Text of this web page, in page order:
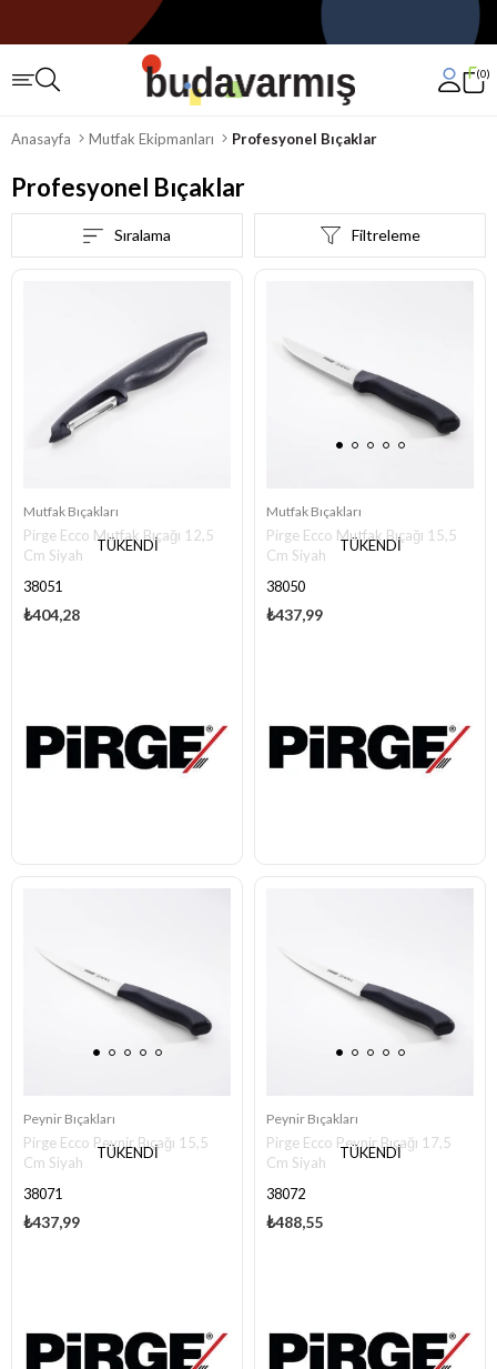
0
Anasayfa Mutfak Ekipmanları Profesyonel Bıçaklar
Profesyonel Bıçaklar
Filtreleme
Sıralama
TÜKENDI
Mutfak Bıçakları
Pirge Ecco Mutfak Bıçağı 12,5
Cm Siyah
38051
₺404,28
TÜKENDI
Mutfak Bıçakları
Pirge Ecco Mutfak Bıçağı 15,5
Cm Siyah
38050
₺437,99
TÜKENDI
Peynir Bıçakları
Pirge Ecco Peynir Bıçağı 15,5
Cm Siyah
38071
₺437,99
TÜKENDI
Peynir Bıçakları
Pirge Ecco Peynir Bıçağı 17,5
Cm Siyah
38072
₺488,55